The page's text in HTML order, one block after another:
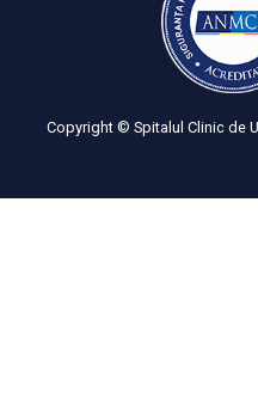
Copyright © Spitalul Clinic de